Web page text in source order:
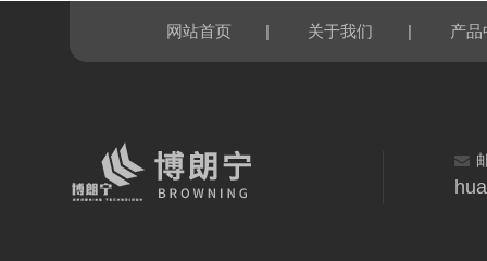
网站首页 | 关于我们 | 产品